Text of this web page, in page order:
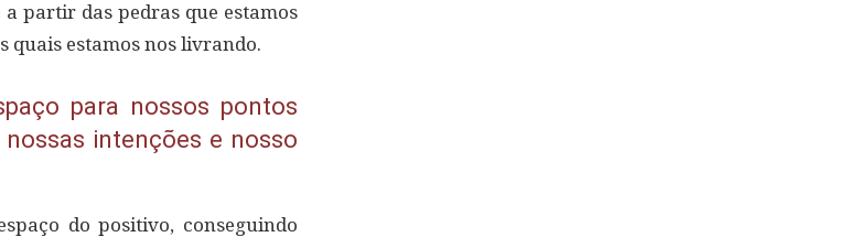
partir das pedras que estamos
quais estamos nos livrando.
para nossos pontos
intenções e nosso
do positivo, conseguindo